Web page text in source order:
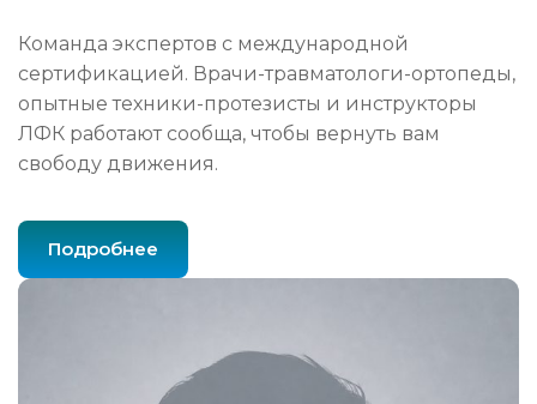
Команда экспертов с международной
сертификацией. Врачи-травматологи-ортопеды,
опытные техники-протезисты и инструкторы
ЛФК работают сообща, чтобы вернуть вам
свободу движения.
Подробнее